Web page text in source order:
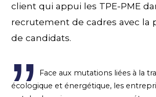
client qui appui les TPE-PME
recrutement de cadres avec la
de candidats.
Face aux mutations liées à la
écologique et énergétique, les